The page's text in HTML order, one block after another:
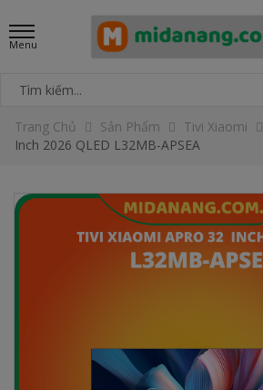
Trang Chủ Sản Phẩm Tivi Xiaomi
Inch 2026 QLED L32MB-APSEA